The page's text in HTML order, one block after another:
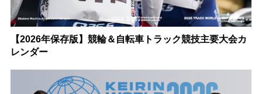
【2026年保存版】競輪＆自転車トラック競技主要大会カ
レンダー